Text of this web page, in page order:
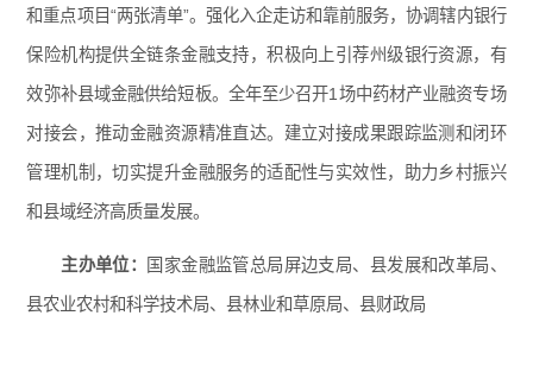
和重点项目“两张清单”。强化入企走访和靠前服务，协调辖内银行
保险机构提供全链条金融支持，积极向上引荐州级银行资源，有
效弥补县域金融供给短板。全年至少召开1场中药材产业融资专场
对接会，推动金融资源精准直达。建立对接成果跟踪监测和闭环
管理机制，切实提升金融服务的适配性与实效性，助力乡村振兴
和县域经济高质量发展。
主办单位： 国家金融监管总局屏边支局、县发展和改革局、
县农业农村和科学技术局、县林业和草原局、县财政局